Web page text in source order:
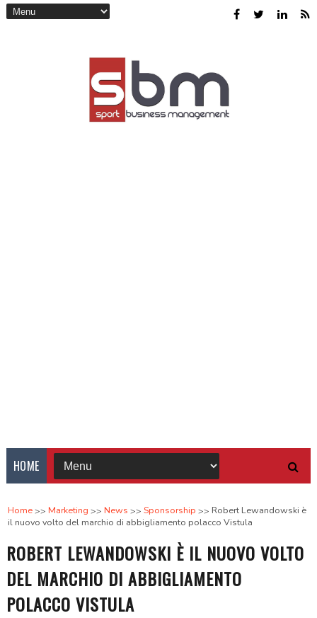
HOME
Home Marketing News Sponsorship
Robert Lewandowski è
il nuovo volto del marchio di abbigliamento polacco Vistula
ROBERT LEWANDOWSKI È IL NUOVO VOLTO
DEL MARCHIO DI ABBIGLIAMENTO
POLACCO VISTULA